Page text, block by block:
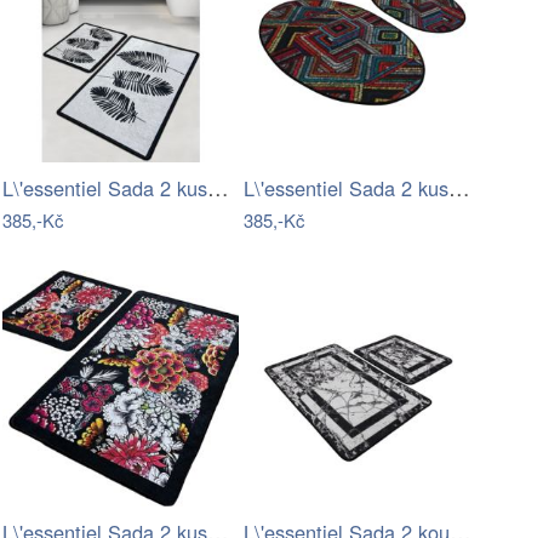
L\'essentiel Sada 2 kusů koupelnových…
385,-Kč
L\'essentiel Sada 2 kusů koupelnových…
385,-Kč
L\'essentiel Sada 2 kusů koupelnových… L\'essentiel Sada 2 koupelnových…